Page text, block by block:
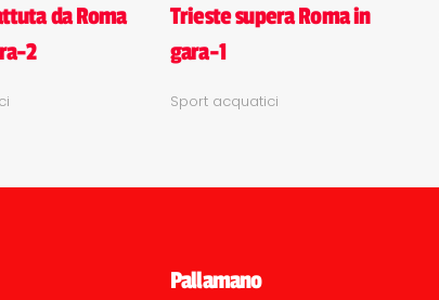
da Roma
2
Trieste supera Roma in
gara-1
Sport acquatici
Pallamano